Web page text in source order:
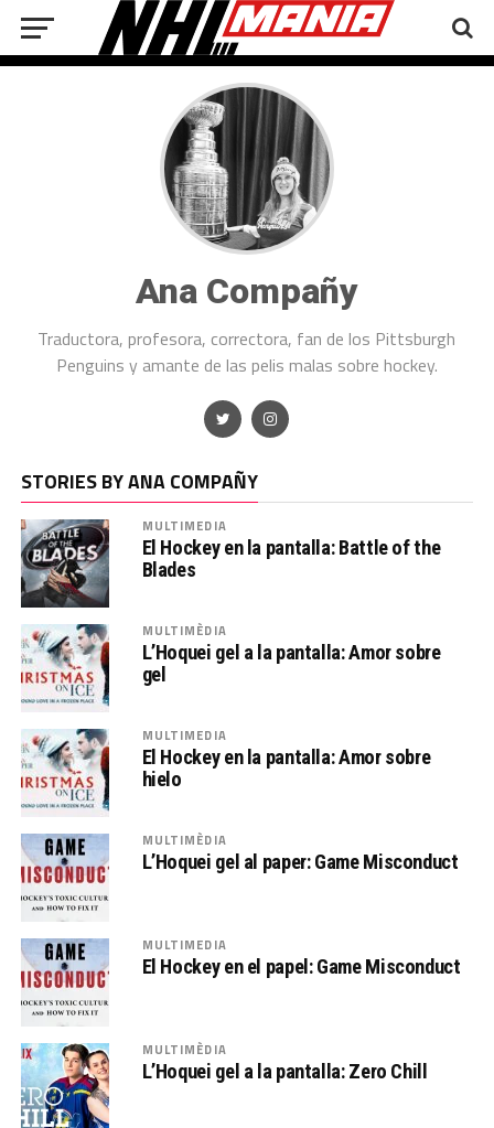
Ana Compañy
Traductora, profesora, correctora, fan de los Pittsburgh
Penguins y amante de las pelis malas sobre hockey.
STORIES BY ANA COMPAÑY
MULTIMEDIA
El Hockey en la pantalla: Battle of the
Blades
MULTIMÈDIA
L’Hoquei gel a la pantalla: Amor sobre
gel
MULTIMEDIA
El Hockey en la pantalla: Amor sobre
hielo
MULTIMÈDIA
L’Hoquei gel al paper: Game Misconduct
MULTIMEDIA
El Hockey en el papel: Game Misconduct
MULTIMÈDIA
L’Hoquei gel a la pantalla: Zero Chill